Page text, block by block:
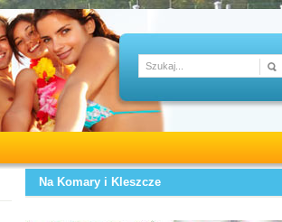
Na Komary i Kleszcze